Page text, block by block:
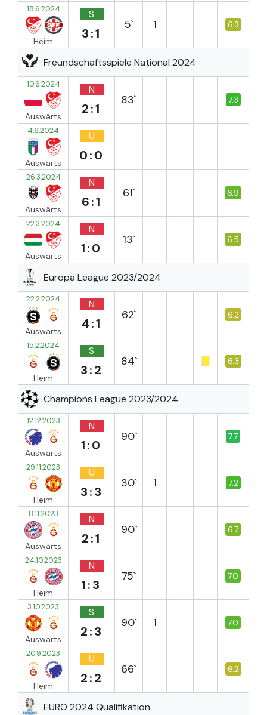
18.6.2024
Heim
S
3:1
5` 1 6.3
Freundschaftsspiele National 2024
10.6.2024
Auswärts
N
2:1
83` 7.3
4.6.2024
Auswärts
U
0:0
26.3.2024
Auswärts
N
6:1
61` 6.9
22.3.2024
Auswärts
N
1:0
13` 6.5
Europa League 2023/2024
22.2.2024
Auswärts
N
4:1
62` 6.2
15.2.2024
Heim
S
3:2
84` 6.3
Champions League 2023/2024
12.12.2023
Auswärts
N
1:0
90` 7.7
29.11.2023
Heim
U
3:3
30` 1 7.2
8.11.2023
Auswärts
N
2:1
90` 6.7
24.10.2023
Heim
N
1:3
75` 7.0
3.10.2023
Auswärts
S
2:3
90` 1 7.0
20.9.2023
Heim
U
2:2
66` 6.2
EURO 2024 Qualifikation